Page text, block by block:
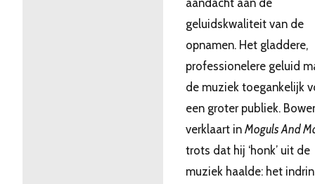
geluidskwaliteit van de
opnamen. Het gladdere,
professionelere geluid
de muziek toegankelijk
een groter publiek.
verklaart in Moguls And
trots dat hij ‘honk’ uit de
muziek haalde: het